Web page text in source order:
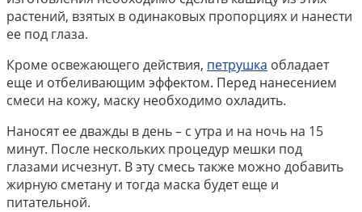
растений, взятых в одинаковых пропорциях и нанести
ее под глаза.
Кроме освежающего действия, петрушка обладает
еще и отбеливающим эффектом. Перед нанесением
смеси на кожу, маску необходимо охладить.
Наносят ее дважды в день – с утра и на ночь на 15
минут. После нескольких процедур мешки под
глазами исчезнут. В эту смесь также можно добавить
жирную сметану и тогда маска будет еще и
питательной.